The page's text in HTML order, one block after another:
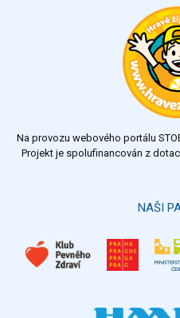
Výsledky
Na provozu webového portálu
Projekt je spolufinancován z
NAŠI